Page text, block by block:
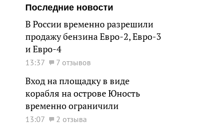
Последние новости
В России временно разрешили
продажу бензина Евро-2, Евро-3
и Евро-4
13:37 7 отзывов
Вход на площадку в виде
корабля на острове Юность
временно ограничили
13:07 2 отзыва